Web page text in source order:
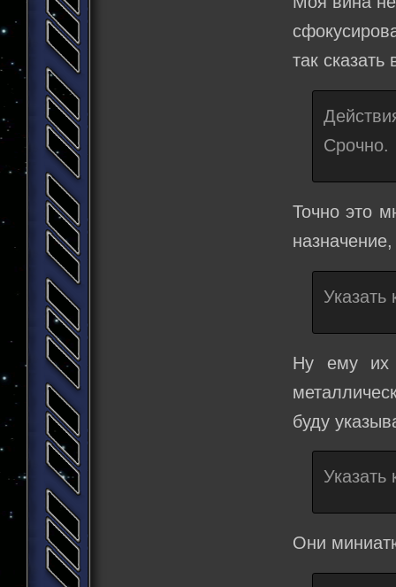
так
Срочно.
Точно это
Указать
Ну ему их
буду
Они